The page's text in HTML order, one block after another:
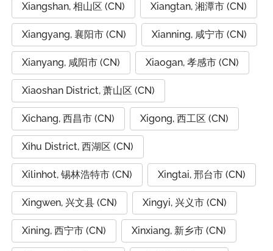
Xiangshan, 相山区 (CN) Xiangtan, 湘潭市 (CN)
Xiangyang, 襄阳市 (CN) Xianning, 咸宁市 (CN)
Xianyang, 咸阳市 (CN) Xiaogan, 孝感市 (CN)
Xiaoshan District, 萧山区 (CN)
Xichang, 西昌市 (CN) Xigong, 西工区 (CN)
Xihu District, 西湖区 (CN)
Xilinhot, 锡林浩特市 (CN) Xingtai, 邢台市 (CN)
Xingwen, 兴文县 (CN) Xingyi, 兴义市 (CN)
Xining, 西宁市 (CN) Xinxiang, 新乡市 (CN)